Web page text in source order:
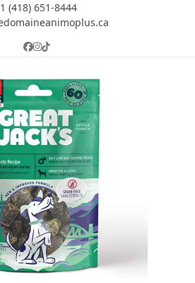
1 (418) 651-8444
Facebook
Instagram
Tiktok